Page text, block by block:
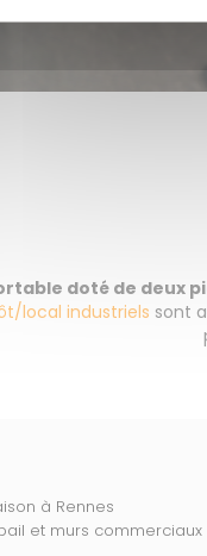
doté de deux
local industriels sont
à Rennes
et murs commerciaux